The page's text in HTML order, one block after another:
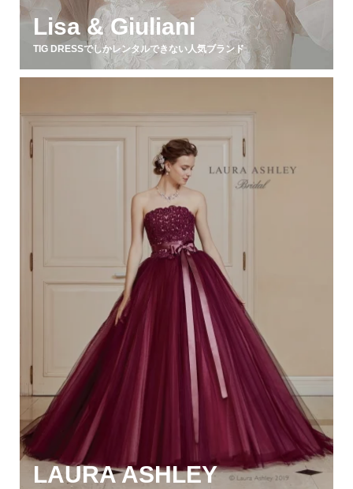
Lisa & Giuliani
TIG DRESSでしかレンタルできない人気ブランド
LAURA ASHLEY